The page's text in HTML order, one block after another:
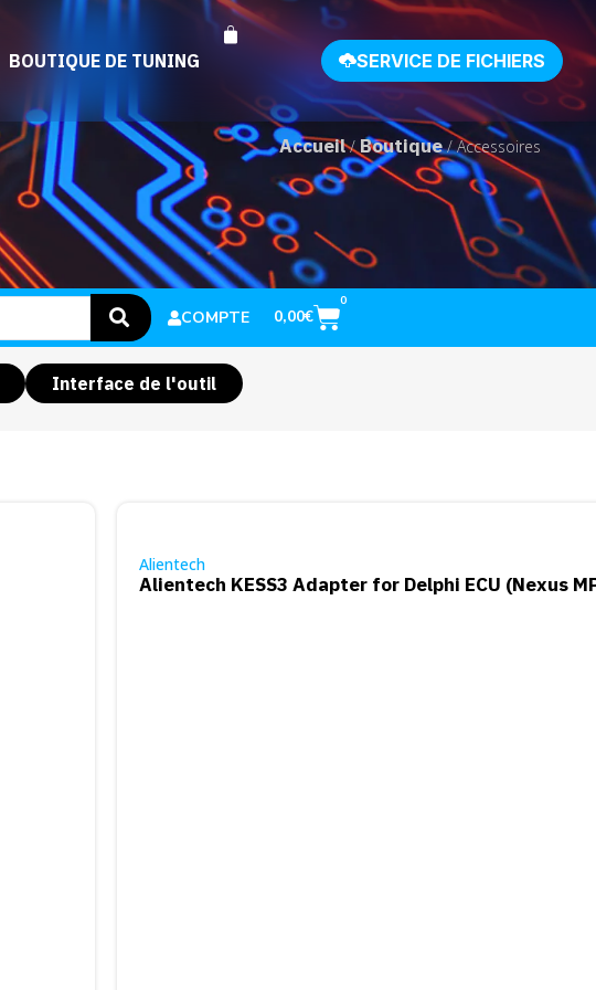
BOUTIQUE DE TUNING SERVICE DE FICHIERS
Accueil/Boutique/ Accessoires
COMPTE 0,00€
0
Interface de l'outil
Alientech
Alientech KESS3 Adapter for Delphi ECU (Nexus